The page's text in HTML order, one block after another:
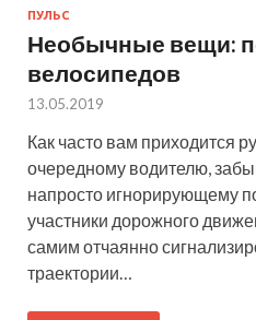
ПУЛЬС
Необычные вещи:
велосипедов
13.05.2019
Как часто вам приходится
очередному водителю,
напросто игнорирующему
участники дорожного
самим отчаянно
траектории…